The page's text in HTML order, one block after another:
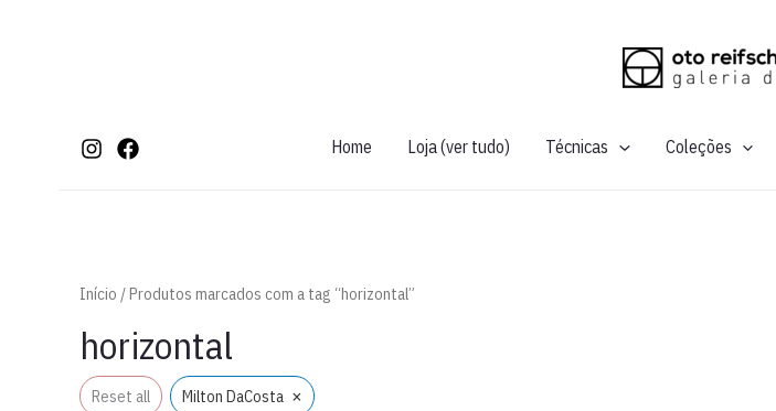
Home Loja (ver tudo) Técnicas Coleções
Início / Produtos marcados com a tag “horizontal”
horizontal
Reset all Milton DaCosta ×